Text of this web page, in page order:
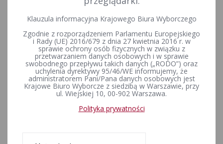
r. o wydatkach z budżetu
państwa poniesionych na
przygotowanie i
przeprowadzenie wyborów
uzupełniających do Senatu
Rzeczypospolitej Polskiej w
Klauzula informacyjna Krajowego Biura Wyborczego
Zgodnie z rozporządzeniem Parlamentu Europejskiego
i Rady (UE) 2016/679 z dnia 27 kwietnia 2016 r. w
sprawie ochrony osób fizycznych w związku z
przetwarzaniem danych osobowych i w sprawie
swobodnego przepływu takich danych („RODO”) oraz
uchylenia dyrektywy 95/46/WE informujemy, że
administratorem Pani/Pana danych osobowych jest
Krajowe Biuro Wyborcze z siedzibą w Warszawie, przy
ul. Wiejskiej 10, 00-902 Warszawa.
Polityka prywatności